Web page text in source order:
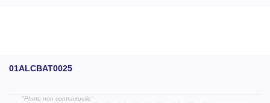
01ALCBAT0025
"Photo non contractuelle"